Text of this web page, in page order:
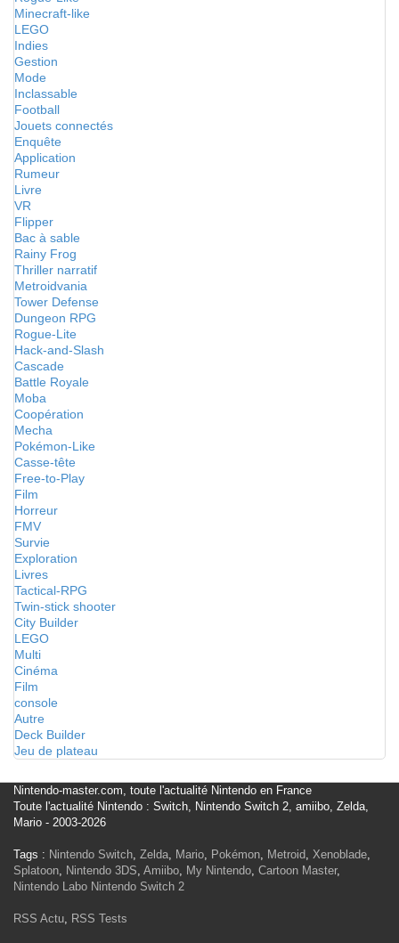
Minecraft-like
LEGO
Indies
Gestion
Mode
Inclassable
Football
Jouets connectés
Enquête
Application
Rumeur
Livre
VR
Flipper
Bac à sable
Rainy Frog
Thriller narratif
Metroidvania
Tower Defense
Dungeon RPG
Rogue-Lite
Hack-and-Slash
Cascade
Battle Royale
Moba
Coopération
Mecha
Pokémon-Like
Casse-tête
Free-to-Play
Film
Horreur
FMV
Survie
Exploration
Livres
Tactical-RPG
Twin-stick shooter
City Builder
LEGO
Multi
Cinéma
Film
console
Autre
Deck Builder
Jeu de plateau
Nintendo-master.com, toute l'actualité Nintendo en France
Toute l'actualité Nintendo : Switch, Nintendo Switch 2, amiibo, Zelda,
Mario - 2003-2026
Tags : Nintendo Switch, Zelda, Mario, Pokémon, Metroid, Xenoblade,
Splatoon, Nintendo 3DS, Amiibo, My Nintendo, Cartoon Master,
Nintendo Labo Nintendo Switch 2
RSS Actu, RSS Tests